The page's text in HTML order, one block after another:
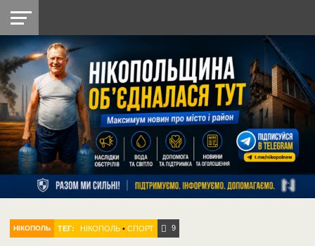
НІКОПОЛЬ
РАЙОН
СІЧЕСЛАВСЬКА
УКРАЇНА
РЕТРО
НІКОПОЛЬ
ЛАЙТ
УКРАЇНА
ДОПОМОГА
РАДІО
НІКОПОЛЬ ТЕГ: НІКОПОЛЬ •СПОРТ 9